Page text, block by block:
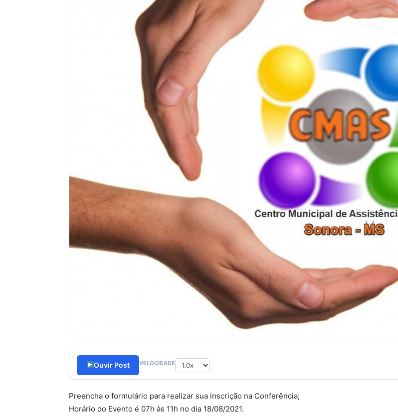
Ouvir Post VELOCIDADE
Preencha o formulário para realizar sua inscrição na Conferência;
Horário do Evento é 07h às 11h no dia 18/08/2021.